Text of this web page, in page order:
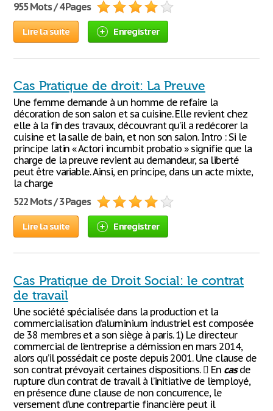
955 Mots / 4 Pages
Lire la suite Enregistrer
Cas Pratique de droit: La Preuve
Une femme demande à un homme de refaire la
décoration de son salon et sa cuisine. Elle revient chez
elle à la fin des travaux, découvrant qu’il a redécorer la
cuisine et la salle de bain, et non son salon. Intro : Si le
principe latin « Actori incumbit probatio » signifie que la
charge de la preuve revient au demandeur, sa liberté
peut être variable. Ainsi, en principe, dans un acte mixte,
la charge
522 Mots / 3 Pages
Lire la suite Enregistrer
Cas Pratique de Droit Social: le contrat
de travail
Une société spécialisée dans la production et la
commercialisation d’aluminium industriel est composée
de 38 membres et a son siège à paris. 1) Le directeur
commercial de l’entreprise a démission en mars 2014,
alors qu’il possédait ce poste depuis 2001. Une clause de
son contrat prévoyait certaines dispositions.  En casde
rupture d’un contrat de travail à l’initiative de l’employé,
en présence d’une clause de non concurrence, le
versement d’une contrepartie financière peut il